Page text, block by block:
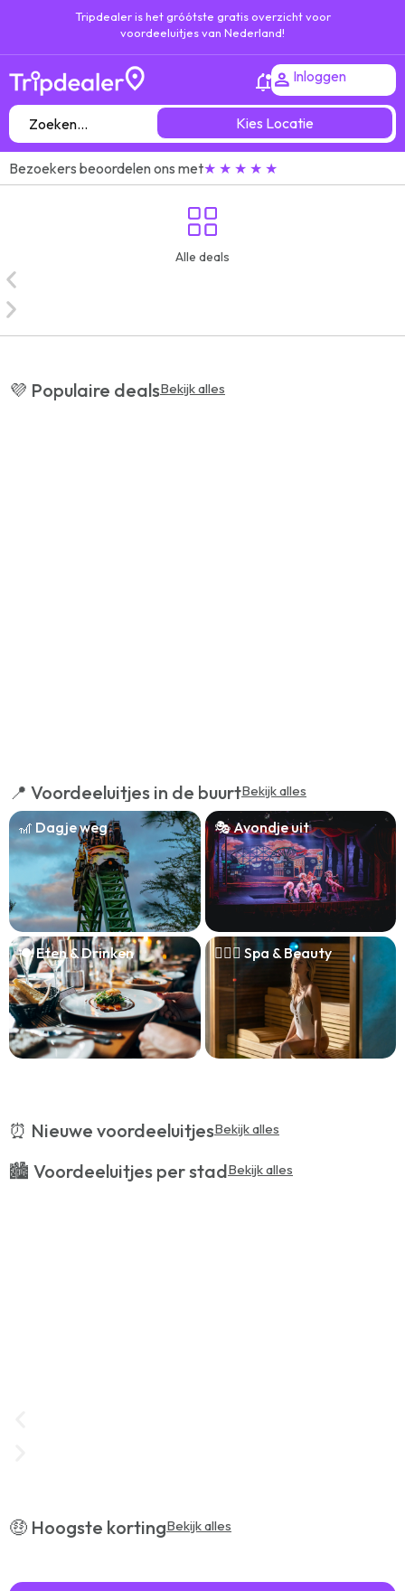
Tripdealer is het gróótste gratis overzicht voor
voordeeluitjes van Nederland!
Inloggen
Kies Locatie
Bezoekers beoordelen ons met★ ★ ★ ★ ★
Alle deals
💜 Populaire dealsBekijk alles
📍 Voordeeluitjes in de buurtBekijk alles
🎢 Dagje weg 🎭 Avondje uit
🍽️ Eten & Drinken 🧖🏻‍♀️ Spa & Beauty
⏰ Nieuwe voordeeluitjesBekijk alles
🏙️ Voordeeluitjes per stadBekijk alles
🤑 Hoogste kortingBekijk alles